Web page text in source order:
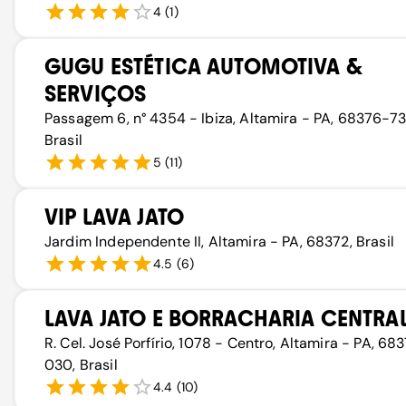
4 (1)
GUGU ESTÉTICA AUTOMOTIVA &
SERVIÇOS
Passagem 6, n° 4354 - Ibiza, Altamira - PA, 68376-
Brasil
5 (11)
VIP LAVA JATO
Jardim Independente II, Altamira - PA, 68372, Brasil
4.5 (6)
LAVA JATO E BORRACHARIA
R. Cel. José Porfírio, 1078 - Centro, Altamira - PA,
030, Brasil
4.4 (10)